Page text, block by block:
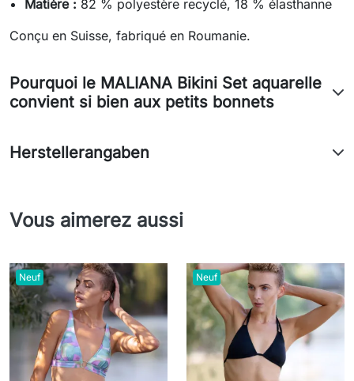
Matière : 82 % polyestère recyclé, 18 % élasthanne
Conçu en Suisse, fabriqué en Roumanie.
Pourquoi le MALIANA Bikini Set aquarelle
convient si bien aux petits bonnets
Herstellerangaben
Vous aimerez aussi
Neuf Neuf